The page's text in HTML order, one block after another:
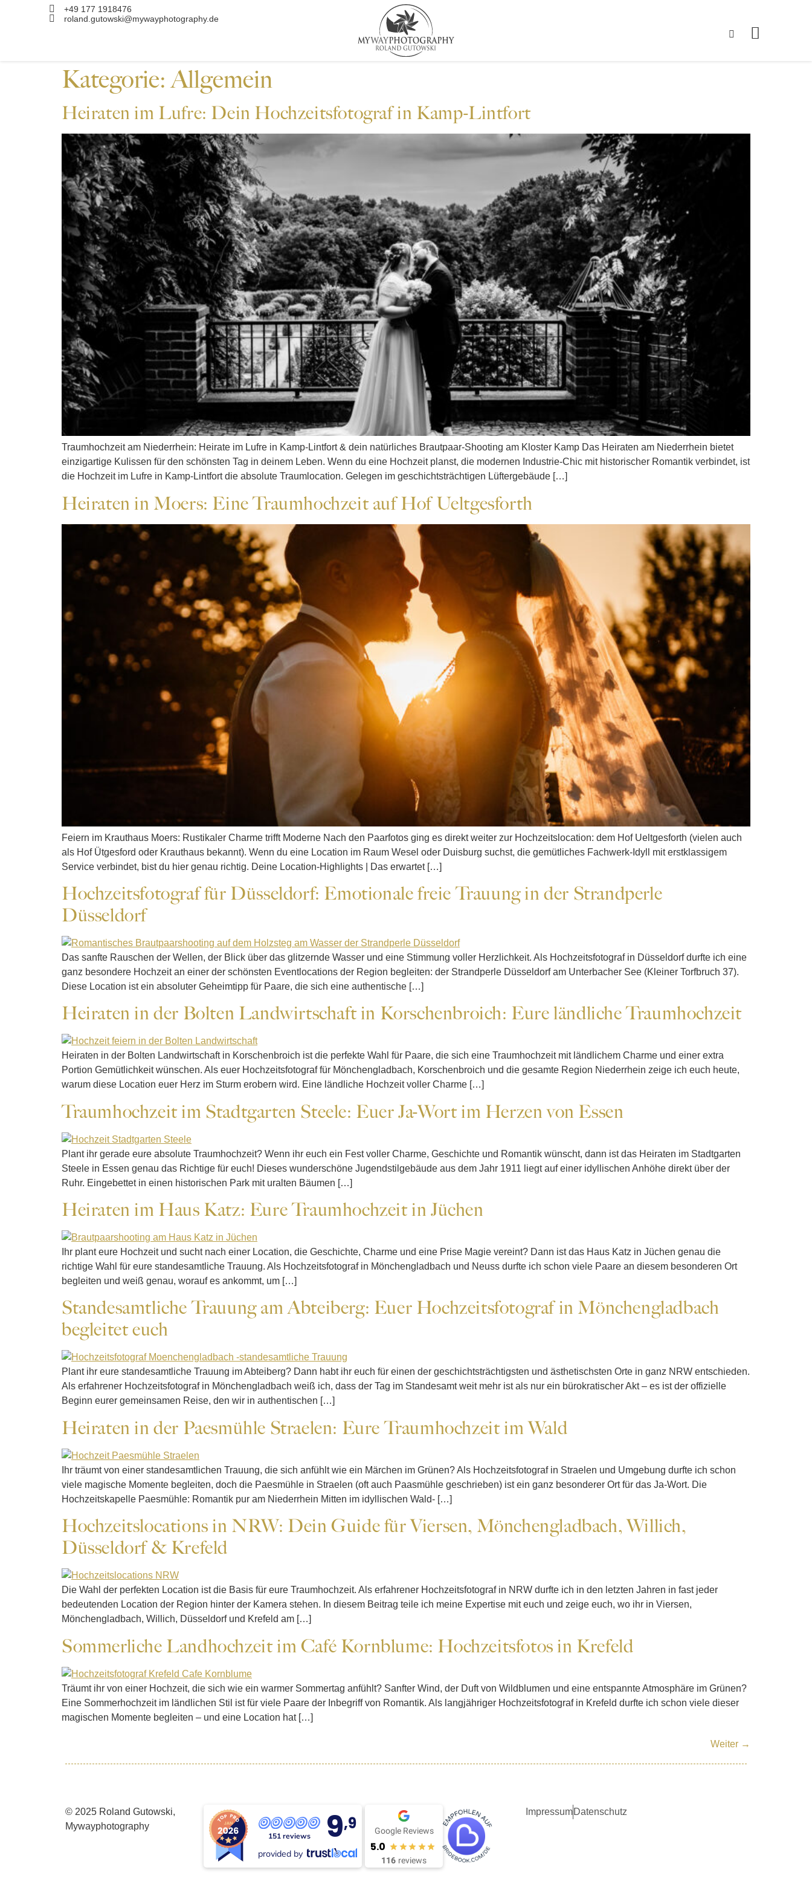
+49 177 1918476
roland.gutowski@mywayphotography.de
Kategorie:Allgemein
Heiraten im Lufre: Dein Hochzeitsfotograf in Kamp-Lintfort
Traumhochzeit am Niederrhein: Heirate im Lufre in Kamp-Lintfort & dein natürliches Brautpaar-Shooting am Kloster Kamp Das Heiraten am Niederrhein bietet
einzigartige Kulissen für den schönsten Tag in deinem Leben. Wenn du eine Hochzeit planst, die modernen Industrie-Chic mit historischer Romantik verbindet, ist
die Hochzeit im Lufre in Kamp-Lintfort die absolute Traumlocation. Gelegen im geschichtsträchtigen Lüftergebäude […]
Heiraten in Moers: Eine Traumhochzeit auf Hof Ueltgesforth
Feiern im Krauthaus Moers: Rustikaler Charme trifft Moderne Nach den Paarfotos ging es direkt weiter zur Hochzeitslocation: dem Hof Ueltgesforth (vielen auch
als Hof Ütgesford oder Krauthaus bekannt). Wenn du eine Location im Raum Wesel oder Duisburg suchst, die gemütliches Fachwerk-Idyll mit erstklassigem
Service verbindet, bist du hier genau richtig. Deine Location-Highlights | Das erwartet […]
Hochzeitsfotograf für Düsseldorf: Emotionale freie Trauung in der Strandperle
Düsseldorf
Das sanfte Rauschen der Wellen, der Blick über das glitzernde Wasser und eine Stimmung voller Herzlichkeit. Als Hochzeitsfotograf in Düsseldorf durfte ich eine
ganz besondere Hochzeit an einer der schönsten Eventlocations der Region begleiten: der Strandperle Düsseldorf am Unterbacher See (Kleiner Torfbruch 37).
Diese Location ist ein absoluter Geheimtipp für Paare, die sich eine authentische […]
Heiraten in der Bolten Landwirtschaft in Korschenbroich: Eure ländliche Traumhochzeit
Heiraten in der Bolten Landwirtschaft in Korschenbroich ist die perfekte Wahl für Paare, die sich eine Traumhochzeit mit ländlichem Charme und einer extra
Portion Gemütlichkeit wünschen. Als euer Hochzeitsfotograf für Mönchengladbach, Korschenbroich und die gesamte Region Niederrhein zeige ich euch heute,
warum diese Location euer Herz im Sturm erobern wird. Eine ländliche Hochzeit voller Charme […]
Traumhochzeit im Stadtgarten Steele: Euer Ja-Wort im Herzen von Essen
Plant ihr gerade eure absolute Traumhochzeit? Wenn ihr euch ein Fest voller Charme, Geschichte und Romantik wünscht, dann ist das Heiraten im Stadtgarten
Steele in Essen genau das Richtige für euch! Dieses wunderschöne Jugendstilgebäude aus dem Jahr 1911 liegt auf einer idyllischen Anhöhe direkt über der
Ruhr. Eingebettet in einen historischen Park mit uralten Bäumen […]
Heiraten im Haus Katz: Eure Traumhochzeit in Jüchen
Ihr plant eure Hochzeit und sucht nach einer Location, die Geschichte, Charme und eine Prise Magie vereint? Dann ist das Haus Katz in Jüchen genau die
richtige Wahl für eure standesamtliche Trauung. Als Hochzeitsfotograf in Mönchengladbach und Neuss durfte ich schon viele Paare an diesem besonderen Ort
begleiten und weiß genau, worauf es ankommt, um […]
Standesamtliche Trauung am Abteiberg: Euer Hochzeitsfotograf in Mönchengladbach
begleitet euch
Plant ihr eure standesamtliche Trauung im Abteiberg? Dann habt ihr euch für einen der geschichtsträchtigsten und ästhetischsten Orte in ganz NRW entschieden.
Als erfahrener Hochzeitsfotograf in Mönchengladbach weiß ich, dass der Tag im Standesamt weit mehr ist als nur ein bürokratischer Akt – es ist der offizielle
Beginn eurer gemeinsamen Reise, den wir in authentischen […]
Heiraten in der Paesmühle Straelen: Eure Traumhochzeit im Wald
Ihr träumt von einer standesamtlichen Trauung, die sich anfühlt wie ein Märchen im Grünen? Als Hochzeitsfotograf in Straelen und Umgebung durfte ich schon
viele magische Momente begleiten, doch die Paesmühle in Straelen (oft auch Paasmühle geschrieben) ist ein ganz besonderer Ort für das Ja-Wort. Die
Hochzeitskapelle Paesmühle: Romantik pur am Niederrhein Mitten im idyllischen Wald- […]
Hochzeitslocations in NRW: Dein Guide für Viersen, Mönchengladbach, Willich,
Düsseldorf & Krefeld
Die Wahl der perfekten Location ist die Basis für eure Traumhochzeit. Als erfahrener Hochzeitsfotograf in NRW durfte ich in den letzten Jahren in fast jeder
bedeutenden Location der Region hinter der Kamera stehen. In diesem Beitrag teile ich meine Expertise mit euch und zeige euch, wo ihr in Viersen,
Mönchengladbach, Willich, Düsseldorf und Krefeld am […]
Sommerliche Landhochzeit im Café Kornblume: Hochzeitsfotos in Krefeld
Träumt ihr von einer Hochzeit, die sich wie ein warmer Sommertag anfühlt? Sanfter Wind, der Duft von Wildblumen und eine entspannte Atmosphäre im Grünen?
Eine Sommerhochzeit im ländlichen Stil ist für viele Paare der Inbegriff von Romantik. Als langjähriger Hochzeitsfotograf in Krefeld durfte ich schon viele dieser
magischen Momente begleiten – und eine Location hat […]
Weiter →
© 2025 Roland Gutowski,
Mywayphotography
151 reviews 9,9
provided by
Google Reviews
5.0
116 reviews
ImpressumDatenschutz